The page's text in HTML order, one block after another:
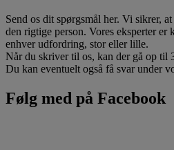
Send os dit spørgsmål her. Vi sikrer,
den rigtige person. Vores eksperter
enhver udfordring, stor eller lille.
Når du skriver til os, kan der gå op til
Du kan eventuelt også få svar under
Følg med på Facebook